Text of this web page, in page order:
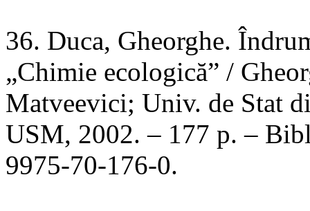
36. Duca, Gheorghe.
„Chimie ecologică” /
Matveevici; Univ. de Stat
USM, 2002. – 177 p. –
9975-70-176-0.